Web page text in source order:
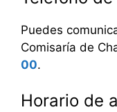
Puedes
Comisaría de
00.
Horario de